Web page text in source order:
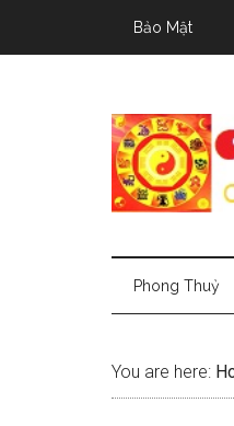
Bảo Mật
Phong Thuỷ
You are here: